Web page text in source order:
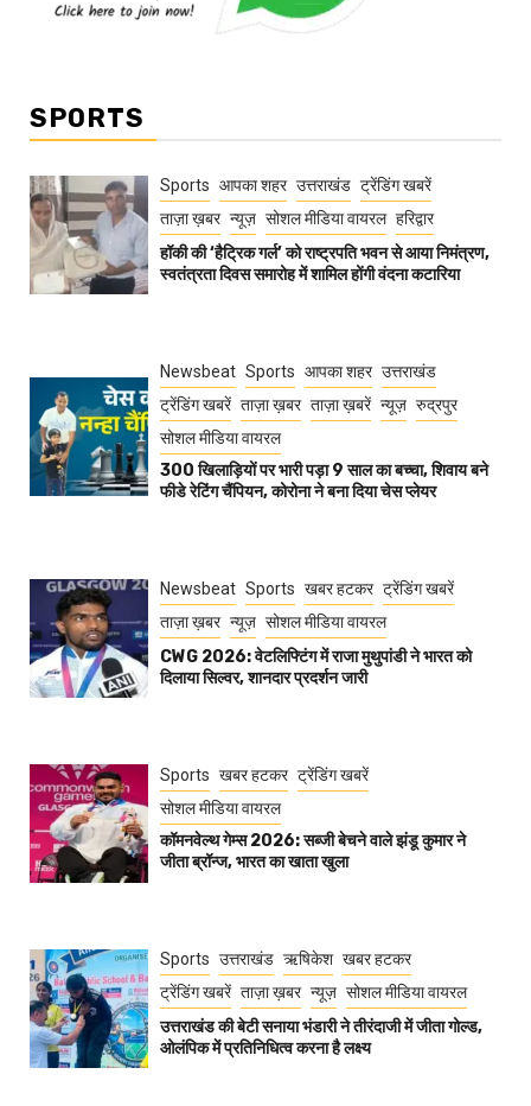
SPORTS
Sports आपका शहर उत्तराखंड ट्रेंडिंग खबरें
ताज़ा ख़बर न्यूज़ सोशल मीडिया वायरल हरिद्वार
हॉकी की ‘हैट्रिक गर्ल’ को राष्ट्रपति भवन से आया निमंत्रण,
स्वतंत्रता दिवस समारोह में शामिल होंगी वंदना कटारिया
Newsbeat Sports आपका शहर उत्तराखंड
ट्रेंडिंग खबरें ताज़ा ख़बर ताज़ा ख़बरें न्यूज़ रुद्रपुर
सोशल मीडिया वायरल
300 खिलाड़ियों पर भारी पड़ा 9 साल का बच्चा, शिवाय बने
फीडे रेटिंग चैंपियन, कोरोना ने बना दिया चेस प्लेयर
Newsbeat Sports खबर हटकर ट्रेंडिंग खबरें
ताज़ा ख़बर न्यूज़ सोशल मीडिया वायरल
CWG 2026: वेटलिफ्टिंग में राजा मुथुपांडी ने भारत को
दिलाया सिल्वर, शानदार प्रदर्शन जारी
Sports खबर हटकर ट्रेंडिंग खबरें
सोशल मीडिया वायरल
कॉमनवेल्थ गेम्स 2026: सब्जी बेचने वाले झंडू कुमार ने
जीता ब्रॉन्ज, भारत का खाता खुला
Sports उत्तराखंड ऋषिकेश खबर हटकर
ट्रेंडिंग खबरें ताज़ा ख़बर न्यूज़ सोशल मीडिया वायरल
उत्तराखंड की बेटी सनाया भंडारी ने तीरंदाजी में जीता गोल्ड,
ओलंपिक में प्रतिनिधित्व करना है लक्ष्य